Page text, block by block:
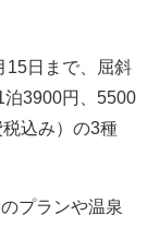
日まで、屈斜
泊3900円、5500
込み）の3種
プランや温泉